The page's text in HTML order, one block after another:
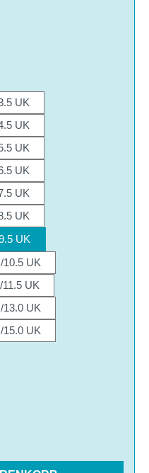
UK
UK
UK
UK
UK
UK
UK
10.5 UK
UK
13.0 UK
15.0 UK